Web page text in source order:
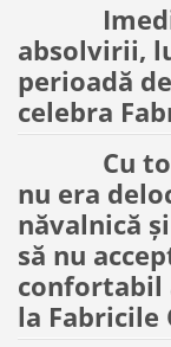
Imediat
absolvirii,
perioadă
celebra
Cu
nu era
năvalnică
să nu
confortabil
la Fabricile